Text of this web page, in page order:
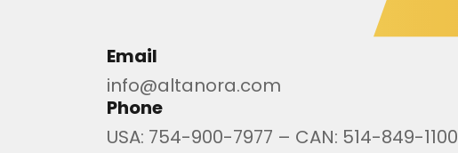
−
Leaflet
Email
info@altanora.com
Phone
USA: 754-900-7977 – CAN: 514-849-1100